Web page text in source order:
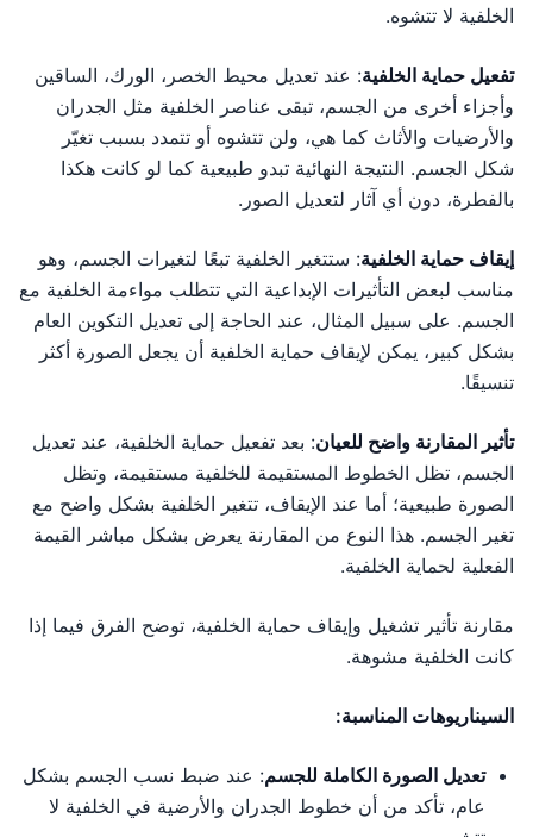
الخلفية لا تتشوه.
تفعيل حماية الخلفية: عند تعديل محيط الخصر، الورك، الساقين
وأجزاء أخرى من الجسم، تبقى عناصر الخلفية مثل الجدران
والأرضيات والأثاث كما هي، ولن تتشوه أو تتمدد بسبب تغيّر
شكل الجسم. النتيجة النهائية تبدو طبيعية كما لو كانت هكذا
بالفطرة، دون أي آثار لتعديل الصور.
إيقاف حماية الخلفية: ستتغير الخلفية تبعًا لتغيرات الجسم، وهو
مناسب لبعض التأثيرات الإبداعية التي تتطلب مواءمة الخلفية مع
الجسم. على سبيل المثال، عند الحاجة إلى تعديل التكوين العام
بشكل كبير، يمكن لإيقاف حماية الخلفية أن يجعل الصورة أكثر
تنسيقًا.
تأثير المقارنة واضح للعيان: بعد تفعيل حماية الخلفية، عند تعديل
الجسم، تظل الخطوط المستقيمة للخلفية مستقيمة، وتظل
الصورة طبيعية؛ أما عند الإيقاف، تتغير الخلفية بشكل واضح مع
تغير الجسم. هذا النوع من المقارنة يعرض بشكل مباشر القيمة
الفعلية لحماية الخلفية.
مقارنة تأثير تشغيل وإيقاف حماية الخلفية، توضح الفرق فيما إذا
كانت الخلفية مشوهة.
السيناريوهات المناسبة:
تعديل الصورة الكاملة للجسم: عند ضبط نسب الجسم بشكل
عام، تأكد من أن خطوط الجدران والأرضية في الخلفية لا